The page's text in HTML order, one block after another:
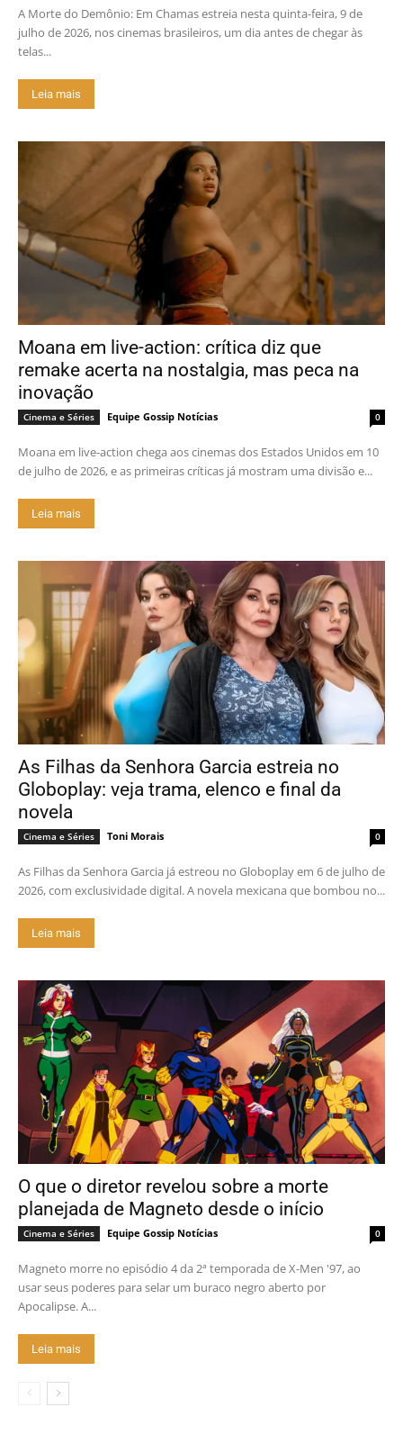
A Morte do Demônio: Em Chamas estreia nesta quinta-feira, 9 de
julho de 2026, nos cinemas brasileiros, um dia antes de chegar às
telas...
Leia mais
Moana em live-action: crítica diz que
remake acerta na nostalgia, mas peca na
inovação
Cinema e Séries Equipe Gossip Notícias 0
Moana em live-action chega aos cinemas dos Estados Unidos em 10
de julho de 2026, e as primeiras críticas já mostram uma divisão e...
Leia mais
As Filhas da Senhora Garcia estreia no
Globoplay: veja trama, elenco e final da
novela
Cinema e Séries Toni Morais 0
As Filhas da Senhora Garcia já estreou no Globoplay em 6 de julho de
2026, com exclusividade digital. A novela mexicana que bombou no...
Leia mais
O que o diretor revelou sobre a morte
planejada de Magneto desde o início
Cinema e Séries Equipe Gossip Notícias 0
Magneto morre no episódio 4 da 2ª temporada de X-Men '97, ao
usar seus poderes para selar um buraco negro aberto por
Apocalipse. A...
Leia mais